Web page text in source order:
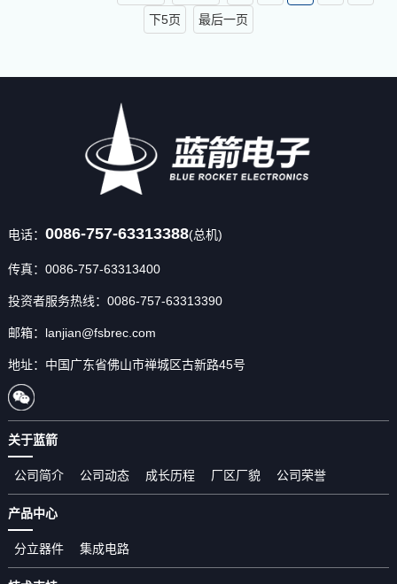
55000
下5页
最后一页
电话： 0086-757-63313388(总机)
传真：0086-757-63313400
投资者服务热线：0086-757-63313390
邮箱：lanjian@fsbrec.com
地址：中国广东省佛山市禅城区古新路45号
关于蓝箭
公司简介 公司动态 成长历程 厂区厂貌 公司荣誉
产品中心
分立器件 集成电路